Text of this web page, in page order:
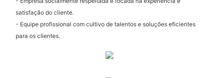
satisfação do cliente.
- Equipe profissional com cultivo de talentos e soluções eficientes
para os clientes.